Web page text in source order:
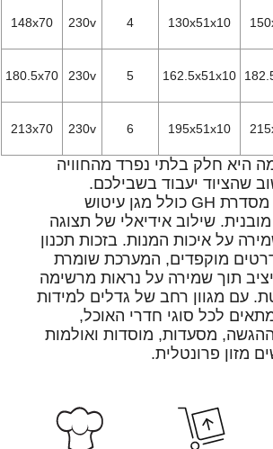
130x51x10
4
230v
148x70
162.5x51x10
5
230v
180.5x70
195x51x10
6
230v
213x70
היא חלק בלתי נפרד מהחוויה
שהציוד יעבוד בשבילכם.
הבנמארי החם מסדרת GH כולל מגן עיטוש
שילוב אידיאלי של תצוגה
על איכות המנות. בזכות תכנון
מוקפדים, המערכת שומרת
תוך שמירה על נראות מרשימה
עם מגוון רחב של גדלים למידות
לכל סוגי חדרי האוכל,
ההגשה, מסעדות, מוסדות ואולמות
מזון פרונטלית.